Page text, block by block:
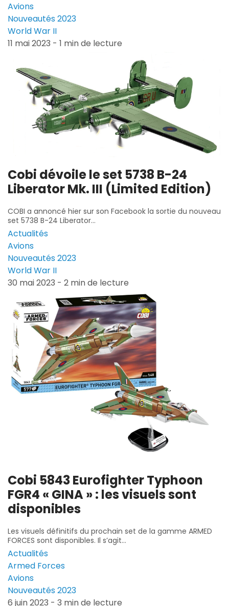
Avions
Nouveautés 2023
World War II
11 mai 2023 - 1 min de lecture
Cobi dévoile le set 5738 B-24
Liberator Mk. III (Limited Edition)
COBI a annoncé hier sur son Facebook la sortie du nouveau
set 5738 B-24 Liberator...
Actualités
Avions
Nouveautés 2023
World War II
30 mai 2023 - 2 min de lecture
Cobi 5843 Eurofighter Typhoon
FGR4 « GINA » : les visuels sont
disponibles
Les visuels définitifs du prochain set de la gamme ARMED
FORCES sont disponibles. Il s’agit...
Actualités
Armed Forces
Avions
Nouveautés 2023
6 juin 2023 - 3 min de lecture